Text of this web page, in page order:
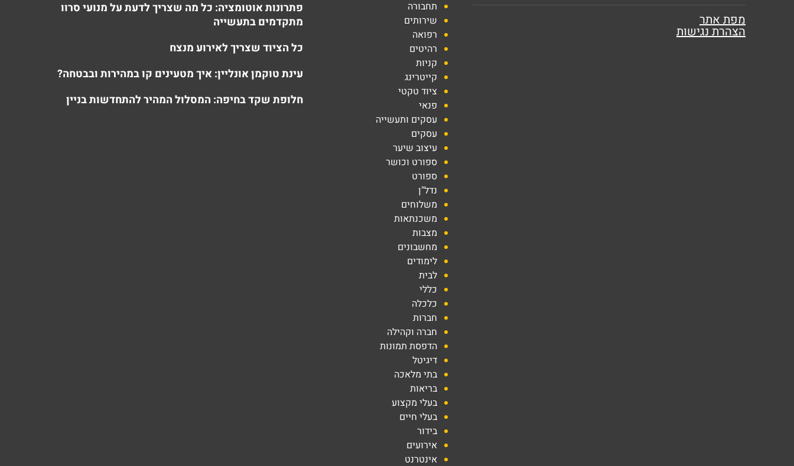
מפת אתר
הצהרת נגישות
תחבורה
שירותים
רפואה
רהיטים
קניות
קייטרינג
ציוד טקטי
פנאי
עסקים ותעשייה
עסקים
עיצוב שיער
ספורט וכושר
ספורט
נדל"ן
משלוחים
משכנתאות
מצבות
מחשבונים
לימודים
לבית
כללי
כלכלה
חברות
חברה וקהילה
הדפסת תמונות
דיגיטל
בתי מלאכה
בריאות
בעלי מקצוע
בעלי חיים
בידור
אירועים
אינטרנט
פתרונות אוטומציה: כל מה שצריך לדעת על מנועי סרוו
מתקדמים בתעשייה
כל הציוד שצריך לאירוע מנצח
עינת טוקמן אונליין: איך מטעינים קו במהירות ובבטחה?
חלופת שקד בחיפה: המסלול המהיר להתחדשות בניין